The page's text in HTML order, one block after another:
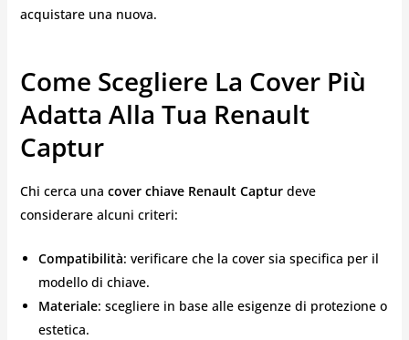
acquistare una nuova.
Come Scegliere La Cover Più
Adatta Alla Tua Renault
Captur
Chi cerca una cover chiave Renault Capturdeve
considerare alcuni criteri:
Compatibilità: verificare che la cover sia specifica per il
modello di chiave.
Materiale: scegliere in base alle esigenze di protezione o
estetica.